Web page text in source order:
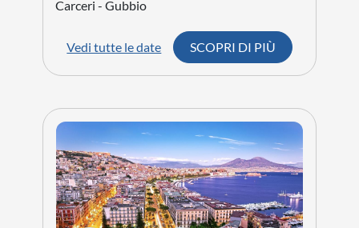
Carceri - Gubbio
Vedi tutte le date SCOPRI DI PIÙ